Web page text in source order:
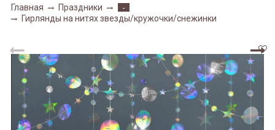
Главная Праздники
-
Гирлянды на нитях звезды/кружочки/снежинки